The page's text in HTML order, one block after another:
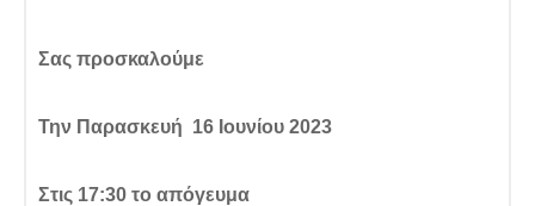
Σας προσκαλούμε
Την Παρασκευή 16 Ιουνίου 2023
Στις 17:30 το απόγευμα